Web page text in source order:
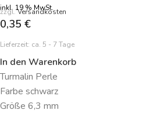
inkl. 19 % MwSt.
zzgl.Versandkosten
0,35 €
Lieferzeit: ca. 5 - 7 Tage
In den Warenkorb
Turmalin Perle
Farbe schwarz
Größe 6,3 mm